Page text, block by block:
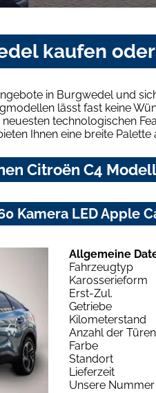
kaufen
in Burgwedel und
lässt fast keine
technologischen
Ihnen eine breite Palette
Citroën C4
Kamera LED Apple
Allgemeine
Fahrzeugtyp
Karosserieform
Erst-Zul.
Getriebe
Kilometerstand
Anzahl der Türen
Farbe
Standort
Lieferzeit
Unsere Nummer